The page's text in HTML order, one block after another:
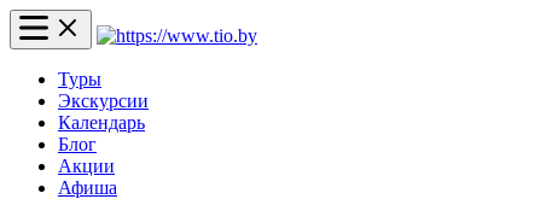
Туры
Экскурсии
Календарь
Блог
Акции
Афиша